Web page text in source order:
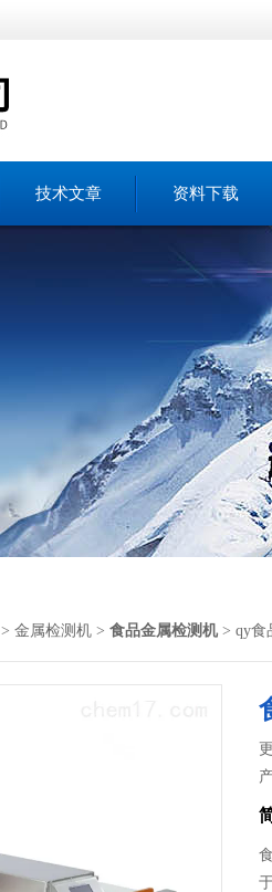
技术文章 资料下载
> 金属检测机 > 食品金属检测机> qy食